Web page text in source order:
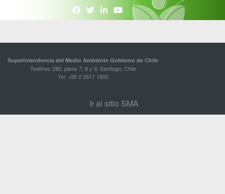
Superintendencia del Medio Ambiente Gobierno de Chile
Teatinos 280, pisos 7, 8 y 9, Santiago, Chile
Tel: +56 2 2617 1800
Ir al sitio SMA